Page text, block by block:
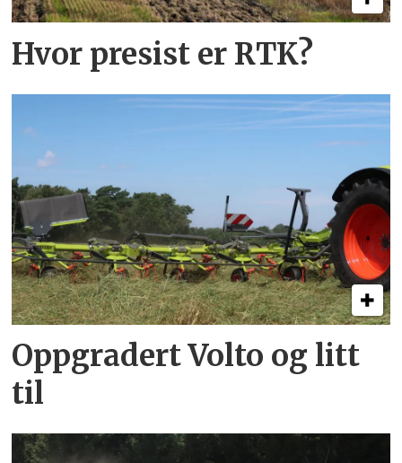
Hvor presist er RTK?
Oppgradert Volto og litt
til